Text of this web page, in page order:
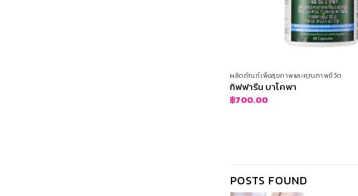
ผลิตภัณฑ์เพื่อสุขภาพและคุณภาพชีวิต
กิฟฟารีน บาโคพา
฿700.00
POSTS FOUND